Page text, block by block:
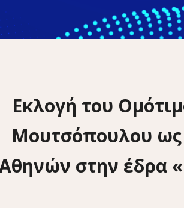
Εκλογή του
Μουτσόπουλου ως
στην έδρα